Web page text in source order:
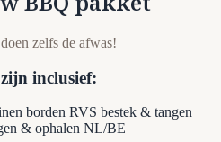
zelfs de afwas!
inclusief:
borden RVS bestek & tangen
& ophalen NL/BE